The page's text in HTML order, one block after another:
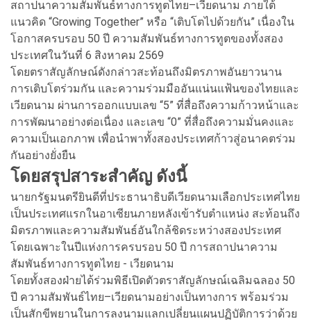
สถาปนาความสัมพันธ์ทางการทูตไทย–เวียดนาม ภายใต้
แนวคิด “Growing Together” หรือ “เติบโตไปด้วยกัน” เนื่องใน
โอกาสครบรอบ 50 ปี ความสัมพันธ์ทางการทูตของทั้งสอง
ประเทศในวันที่ 6 สิงหาคม 2569
โดยตราสัญลักษณ์ดังกล่าวสะท้อนถึงมิตรภาพอันยาวนาน
การเติบโตร่วมกัน และความร่วมมืออันแน่นแฟ้นของไทยและ
เวียดนาม ผ่านการออกแบบเลข “5” ที่สื่อถึงความก้าวหน้าและ
การพัฒนาอย่างต่อเนื่อง และเลข “0” ที่สื่อถึงความมั่นคงและ
ความเป็นเอกภาพ เพื่อนำพาทั้งสองประเทศก้าวสู่อนาคตร่วม
กันอย่างยั่งยืน
โดยสรุปสาระสำคัญ ดังนี้
นายกรัฐมนตรียินดีที่ประธานาธิบดีเวียดนามเลือกประเทศไทย
เป็นประเทศแรกในอาเซียนภายหลังเข้ารับตำแหน่ง สะท้อนถึง
มิตรภาพและความสัมพันธ์อันใกล้ชิดระหว่างสองประเทศ
โดยเฉพาะในปีแห่งการครบรอบ 50 ปี การสถาปนาความ
สัมพันธ์ทางการทูตไทย - เวียดนาม
โดยทั้งสองฝ่ายได้ร่วมพิธีเปิดตัวตราสัญลักษณ์เฉลิมฉลอง 50
ปี ความสัมพันธ์ไทย–เวียดนามอย่างเป็นทางการ พร้อมร่วม
เป็นสักขีพยานในการลงนามแลกเปลี่ยนแผนปฏิบัติการว่าด้วย